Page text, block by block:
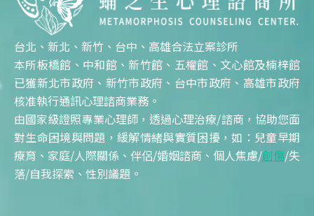
台北、新北、新竹、台中、高雄合法立案診所
本所板橋館、中和館、新竹館、五權館、文心館及楠梓館
已獲新北市政府、新竹市政府、台中市政府、高雄市政府
核准執行通訊心理諮商業務。
由國家級證照專業心理師，透過心理治療/諮商，協助您面
對生命困境與問題，緩解情緒與實質困擾，如：兒童早期
療育、家庭/人際關係、伴侶/婚姻諮商、個人焦慮/創傷/失
落/自我探索、性別議題。